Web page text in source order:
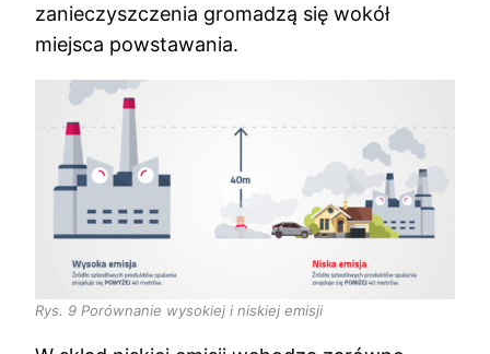
zanieczyszczenia gromadzą się wokół
miejsca powstawania.
Rys. 9 Porównanie wysokiej i niskiej emisji